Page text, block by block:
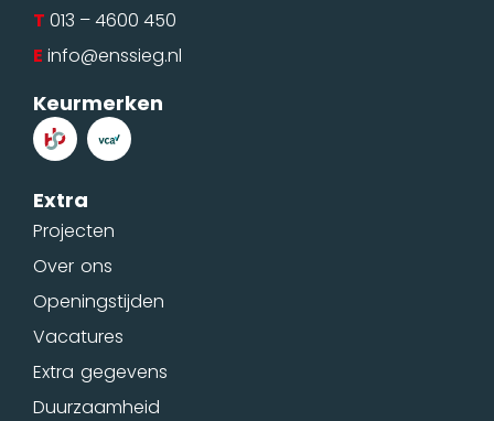
T 013 – 4600 450
E info@enssieg.nl
Keurmerken
Extra
Projecten
Over ons
Openingstijden
Vacatures
Extra gegevens
Duurzaamheid